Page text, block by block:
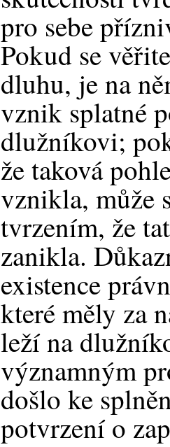
pro sebe
Pokud se
dluhu, je na
vznik splatné
dlužníkovi;
že taková
vznikla, může
tvrzením, že
zanikla.
existence
které měly za
leží na
významným
došlo ke
potvrzení o